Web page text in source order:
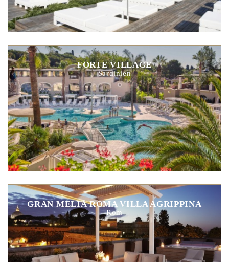
FORTE VILLAGE
Sardinien
GRAN MELIÀ ROMA VILLA AGRIPPINA
Rom